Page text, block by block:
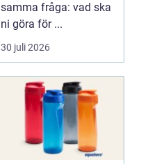
samma fråga: vad ska
ni göra för ...
30 juli 2026